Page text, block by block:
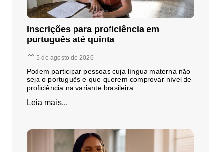
Inscrições para proficiência em
português até quinta
5 de agosto de 2026
Podem participar pessoas cuja língua materna não
seja o português e que querem comprovar nível de
proficiência na variante brasileira
Leia mais...